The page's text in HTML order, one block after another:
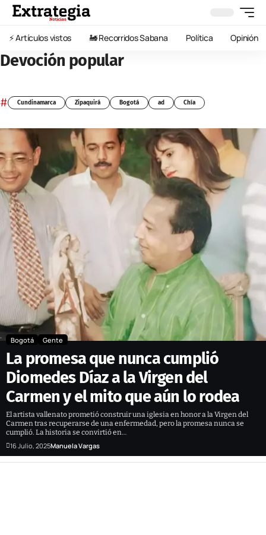
⚡️ Artículos vistos 🚂 Recorridos Sabana Política Opinión
Devoción popular
# Cundinamarca Zipaquirá Bogotá ad Chía
Bogotá Gente
La promesa que nunca cumplió
Diomedes Díaz a la Virgen del
Carmen y el mito que aún lo rodea
El artista vallenato prometió construir una iglesia en honor a la Virgen del
Carmen tras recuperarse de una enfermedad, pero la promesa nunca se
cumplió. La historia se convirtió en…
16 Julio, 2025Manuela Vargas